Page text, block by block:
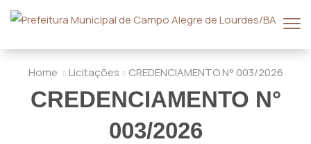
Home Licitações CREDENCIAMENTO N° 003/2026
CREDENCIAMENTO N°
003/2026